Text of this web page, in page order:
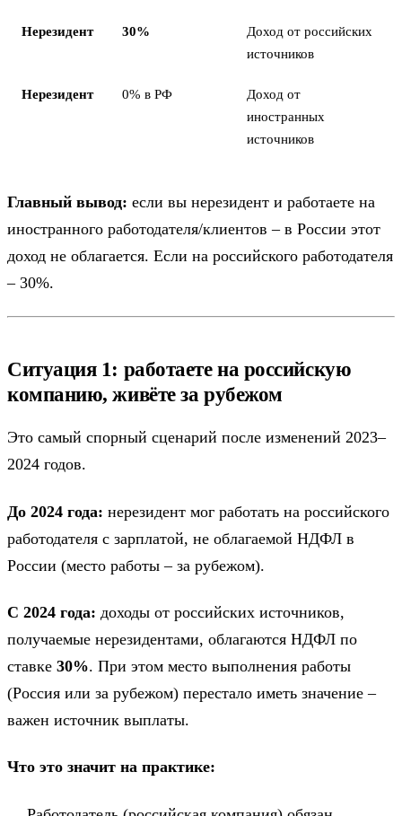
Нерезидент 30%
Доход от российских
источников
Нерезидент 0% в РФ
Доход от
иностранных
источников
Главный вывод: если вы нерезидент и работаете на
иностранного работодателя/клиентов – в России этот
доход не облагается. Если на российского работодателя
– 30%.
Ситуация 1: работаете на российскую
компанию, живёте за рубежом
Это самый спорный сценарий после изменений 2023–
2024 годов.
До 2024 года: нерезидент мог работать на российского
работодателя с зарплатой, не облагаемой НДФЛ в
России (место работы – за рубежом).
С 2024 года: доходы от российских источников,
получаемые нерезидентами, облагаются НДФЛ по
ставке 30%. При этом место выполнения работы
(Россия или за рубежом) перестало иметь значение –
важен источник выплаты.
Что это значит на практике: